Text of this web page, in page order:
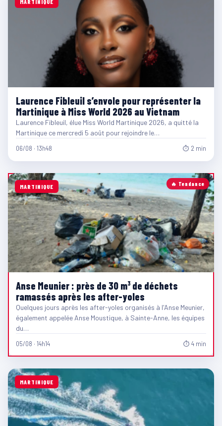
MARTINIQUE
Laurence Fibleuil s’envole pour représenter la
Martinique à Miss World 2026 au Vietnam
Laurence Fibleuil, élue Miss World Martinique 2026, a quitté la
Martinique ce mercredi 5 août pour rejoindre le…
06/08 · 13h48 ⏱ 2 min
🔥 Tendance
MARTINIQUE
Anse Meunier : près de 30 m³ de déchets
ramassés après les after-yoles
Quelques jours après les after-yoles organisés à l'Anse Meunier,
également appelée Anse Moustique, à Sainte-Anne, les équipes
du…
05/08 · 14h14 ⏱ 4 min
MARTINIQUE